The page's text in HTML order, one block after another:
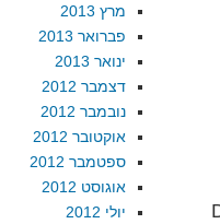
מרץ 2013
פברואר 2013
ינואר 2013
דצמבר 2012
נובמבר 2012
אוקטובר 2012
ספטמבר 2012
אוגוסט 2012
יולי 2012